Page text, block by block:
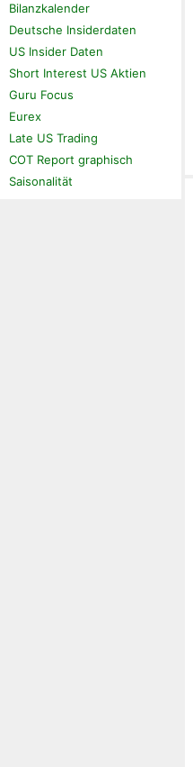
Bilanzkalender
Deutsche Insiderdaten
US Insider Daten
Short Interest US Aktien
Guru Focus
Eurex
Late US Trading
COT Report graphisch
Saisonalität